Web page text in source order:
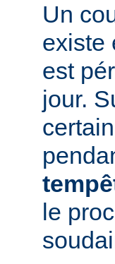
Un
existe
est
jour.
le